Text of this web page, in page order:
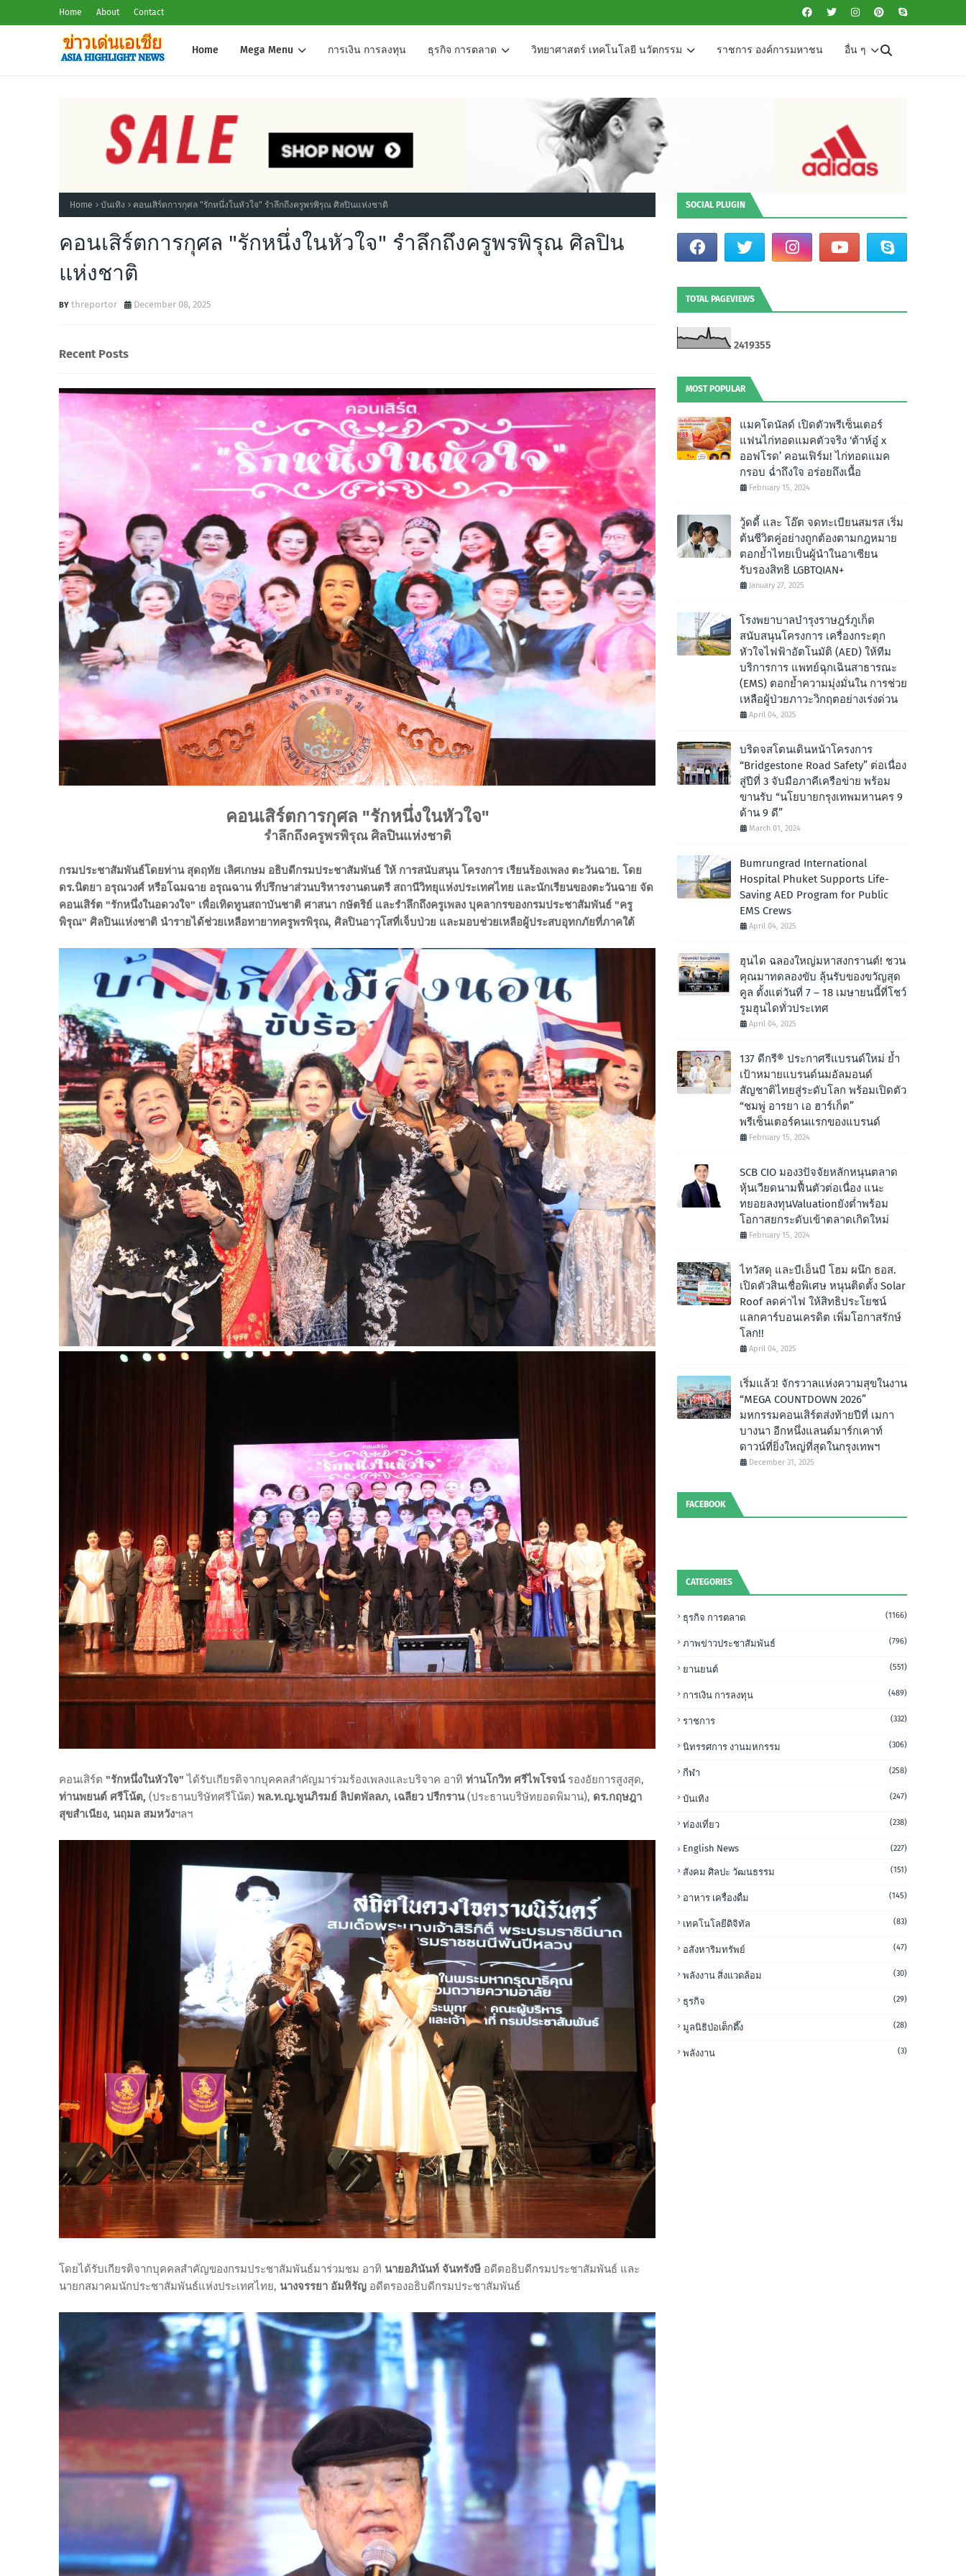
Home About Contact
Home Mega Menu การเงิน การลงทุน ธุรกิจ การตลาด วิทยาศาสตร์ เทคโนโลยี นวัตกรรม ราชการ องค์การมหาชน อื่น ๆ
Home บันเทิง คอนเสิร์ตการกุศล "รักหนึ่งในหัวใจ" รำลึกถึงครูพรพิรุณ ศิลปินแห่งชาติ
คอนเสิร์ตการกุศล "รักหนึ่งในหัวใจ" รำลึกถึงครูพรพิรุณ ศิลปิน
แห่งชาติ
threportor December 08, 2025
Recent Posts
คอนเสิร์ตการกุศล "รักหนึ่งในหัวใจ"
รำลึกถึงครูพรพิรุณ ศิลปินแห่งชาติ
กรมประชาสัมพันธ์โดยท่าน สุดฤทัย เลิศเกษม อธิบดีกรมประชาสัมพันธ์ ให้ การสนับสนุน โครงการ เรียนร้องเพลง ตะวันฉาย. โดย
ดร.นิตยา อรุณวงศ์ หรือโฉมฉาย อรุณฉาน ที่ปรึกษาส่วนบริหารงานดนตรี สถานีวิทยุแห่งประเทศไทย และนักเรียนของตะวันฉาย จัด
คอนเสิร์ต "รักหนึ่งในอดวงใจ" เพื่อเทิดทูนสถาบันชาติ ศาสนา กษัตริย์ และรำลึกถึงครูเพลง บุคลากรของกรมประชาสัมพันธ์ "ครู
พิรุณ" ศิลปินแห่งชาติ นำรายได้ช่วยเหลือทายาทครูพรพิรุณ, ศิลปินอาวุโสที่เจ็บป่วย และมอบช่วยเหลือผู้ประสบอุทกภัยที่ภาคใต้
คอนเสิร์ต "รักหนึ่งในหัวใจ"ได้รับเกียรติจากบุคคลสำคัญมาร่วมร้องเพลงและบริจาค อาทิ ท่านโกวิท ศรีไพโรจน์ รองอัยการสูงสุด,
ท่านพยนต์ ศรีโน้ต, (ประธานบริษัทศรีโน้ต) พล.ท.ญ.พูนภิรมย์ ลิปตพัลลภ, เฉลียว ปรีกราน(ประธานบริษัทยอดพิมาน), ดร.กฤษฎา
สุขสำเนียง, นฤมล สมหวังฯลฯ
โดยได้รับเกียรติจากบุคคลสำคัญของกรมประชาสัมพันธ์มาร่วมชม อาทิ นายอภินันท์ จันทรังษี อดีตอธิบดีกรมประชาสัมพันธ์ และ
นายกสมาคมนักประชาสัมพันธ์แห่งประเทศไทย, นางจรรยา อัมหิรัญ อดีตรองอธิบดีกรมประชาสัมพันธ์
SOCIAL PLUGIN
TOTAL PAGEVIEWS
2419355
MOST POPULAR
แมคโดนัลด์ เปิดตัวพรีเซ็นเตอร์
แฟนไก่ทอดแมคตัวจริง ‘ต้าห์อู๋ x
ออฟโรด’ คอนเฟิร์ม! ไก่ทอดแมค
กรอบ ฉํ่าถึงใจ อร่อยถึงเนื้อ
February 15, 2024
วู้ดดี้ และ โอ๊ต จดทะเบียนสมรส เริ่ม
ต้นชีวิตคู่อย่างถูกต้องตามกฎหมาย
ตอกย้ำไทยเป็นผู้นำในอาเซียน
รับรองสิทธิ LGBTQIAN+
January 27, 2025
โรงพยาบาลบำรุงราษฎร์ภูเก็ต
สนับสนุนโครงการ เครื่องกระตุก
หัวใจไฟฟ้าอัตโนมัติ (AED) ให้ทีม
บริการการ แพทย์ฉุกเฉินสาธารณะ
(EMS) ตอกย้ำความมุ่งมั่นใน การช่วย
เหลือผู้ป่วยภาวะวิกฤตอย่างเร่งด่วน
April 04, 2025
บริดจสโตนเดินหน้าโครงการ
“Bridgestone Road Safety” ต่อเนื่อง
สู่ปีที่ 3 จับมือภาคีเครือข่าย พร้อม
ขานรับ “นโยบายกรุงเทพมหานคร 9
ด้าน 9 ดี”
March 01, 2024
Bumrungrad International
Hospital Phuket Supports Life-
Saving AED Program for Public
EMS Crews
April 04, 2025
ฮุนได ฉลองใหญ่มหาสงกรานต์! ชวน
คุณมาทดลองขับ ลุ้นรับของขวัญสุด
คูล ตั้งแต่วันที่ 7 – 18 เมษายนนี้ที่โชว์
รูมฮุนไดทั่วประเทศ
April 04, 2025
137 ดีกรี® ประกาศรีแบรนด์ใหม่ ย้ำ
เป้าหมายแบรนด์นมอัลมอนด์
สัญชาติไทยสู่ระดับโลก พร้อมเปิดตัว
“ชมพู่ อารยา เอ ฮาร์เก็ต”
พรีเซ็นเตอร์คนแรกของแบรนด์
February 15, 2024
SCB CIO มอง3ปัจจัยหลักหนุนตลาด
หุ้นเวียดนามฟื้นตัวต่อเนื่อง แนะ
ทยอยลงทุนValuationยังต่ำพร้อม
โอกาสยกระดับเข้าตลาดเกิดใหม่
February 15, 2024
ไทวัสดุ และบีเอ็นบี โฮม ผนึก ธอส.
เปิดตัวสินเชื่อพิเศษ หนุนติดตั้ง Solar
Roof ลดค่าไฟ ให้สิทธิประโยชน์
แลกคาร์บอนเครดิต เพิ่มโอกาสรักษ์
โลก!!
April 04, 2025
เริ่มแล้ว! จักรวาลแห่งความสุขในงาน
“MEGA COUNTDOWN 2026”
มหกรรมคอนเสิร์ตส่งท้ายปีที่ เมกา
บางนา อีกหนึ่งแลนด์มาร์กเคาท์
ดาวน์ที่ยิ่งใหญ่ที่สุดในกรุงเทพฯ
December 31, 2025
FACEBOOK
CATEGORIES
ธุรกิจ การตลาด (1166)
ภาพข่าวประชาสัมพันธ์ (796)
ยานยนต์ (551)
การเงิน การลงทุน (489)
ราชการ (332)
นิทรรศการ งานมหกรรม (306)
กีฬา (258)
บันเทิง (247)
ท่องเที่ยว (238)
English News (227)
สังคม ศิลปะ วัฒนธรรม (151)
อาหาร เครื่องดื่ม (145)
เทคโนโลยีดิจิทัล (83)
อสังหาริมทรัพย์ (47)
พลังงาน สิ่งแวดล้อม (30)
ธุรกิจ (29)
มูลนิธิป่อเต็กตึ๊ง (28)
พลังงาน (3)